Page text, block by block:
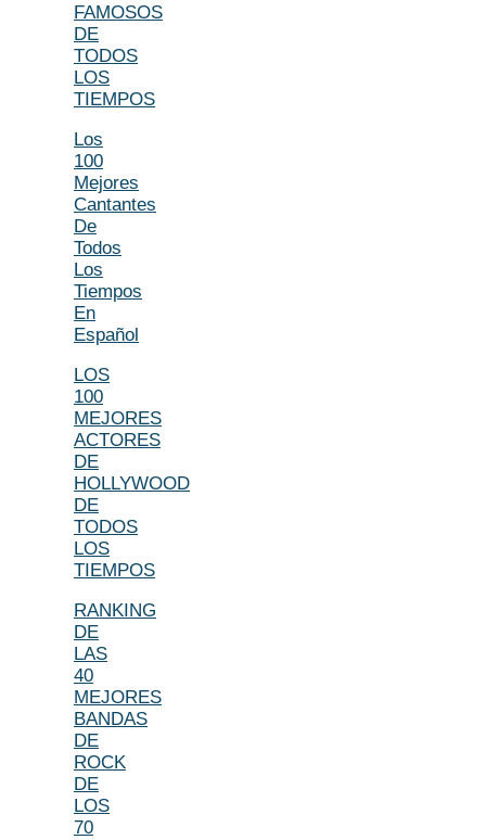
FAMOSOS
DE
TODOS
LOS
TIEMPOS
Los
100
Mejores
Cantantes
De
Todos
Los
Tiempos
En
Español
LOS
100
MEJORES
ACTORES
DE
HOLLYWOOD
DE
TODOS
LOS
TIEMPOS
RANKING
DE
LAS
40
MEJORES
BANDAS
DE
ROCK
DE
LOS
70